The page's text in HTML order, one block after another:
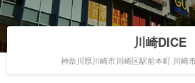
川崎DICE
神奈川県川崎市川崎区駅前本町 川崎